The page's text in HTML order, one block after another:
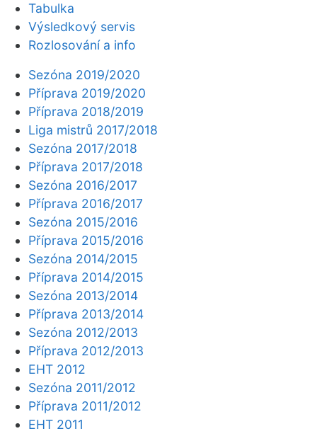
Tabulka
Výsledkový servis
Rozlosování a info
Sezóna 2019/2020
Příprava 2019/2020
Příprava 2018/2019
Liga mistrů 2017/2018
Sezóna 2017/2018
Příprava 2017/2018
Sezóna 2016/2017
Příprava 2016/2017
Sezóna 2015/2016
Příprava 2015/2016
Sezóna 2014/2015
Příprava 2014/2015
Sezóna 2013/2014
Příprava 2013/2014
Sezóna 2012/2013
Příprava 2012/2013
EHT 2012
Sezóna 2011/2012
Příprava 2011/2012
EHT 2011